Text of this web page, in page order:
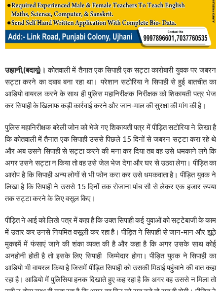
उझानी,(बदायूं)। कोतवाली में तैनात एक सिपाही एक सट्टा कारोबारी युवक पर जबरन
सट्टा करने का दबाब बना रहा था। परेशान सटोरिया ने सिपाही से हुई बातचीत का
आडियो वायरल करने के साथ ही पुलिस महानिरीक्षक निरीक्षक को शिकायती पत्र भेज
कर सिपाही के खिलाफ कड़ी कार्रवाई करने और जान-माल की सुरक्षा की मांग की है।
पुलिस महानिरीक्षक बरेली जोन को भेजे गए शिकायती पत्र में पीड़ित सटोरिया ने लिखा है
कि कोतवाली में तैनात एक सिपाही उससे पिछले 15 दिनों से जबरन सट्टा करा रहे थे
और अब उसने सिपाही से सट्टा करने की मना कर दिया तब वह उसे धमकाने लगे कि
अगर उसने सट्टा न किया तो वह उसे जेल भेज देगा और घर से उठवा लेगा। पीड़ित का
आरोप है कि सिपाही अन्य लोगों से भी फोन करा कर उसे धमकवाता है। पीड़ित युवक ने
लिखा है कि सिपाही ने उससे 15 दिनों तक रोजाना पांच सौ से लेकर एक हजार रुपया
तक सट्टा करने के लिए वसूल किए।
पीड़ित ने आई को लिखे पत्र में कहा है कि उक्त सिपाही कई युवाओं को सट्टेबाजी के काम
में उतार कर उनसे नियमित वसूली कर रहा है। पीड़ित ने सिपाही से जान-मान और झूठे
मुकद्दमें में फंसाएं जाने की शंका व्यक्त की है और कहा है कि अगर उसके साथ कोई
अनहोनी होती है तो इसके लिए सिपाही जिम्मेदार होगा। पीड़ित युवक ने सिपाही का
आडियो भी वायरल किया है जिसमें पीड़ित सिपाही को उसकी मिठाई पहुंचाने की बात कहा
रहा है। आडियो में पुलिसिया हनक दिखाते हुए कह रहा है कि अगर वह उससे न मिला तो